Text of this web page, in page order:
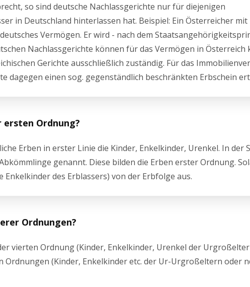
so sind deutsche Nachlassgerichte nur für diejenigen
in Deutschland hinterlassen hat. Beispiel: Ein Österreicher mit
Vermögen. Er wird - nach dem
Nachlassgerichte können für das Vermögen in Österreich
Gerichte ausschließlich zuständig. Für das
dagegen einen sog. gegenständlich beschränkten Erbschein
ersten Ordnung?
Erben in erster Linie die Kinder, Enkelkinder, Urenkel. In der
genannt. Diese bilden die Erben erster Ordnung.
Enkelkinder des Erblassers) von der Erbfolge aus.
Ordnungen?
vierten Ordnung (Kinder, Enkelkinder, Urenkel der
Ordnungen (Kinder, Enkelkinder etc. der Ur-Urgroßeltern oder